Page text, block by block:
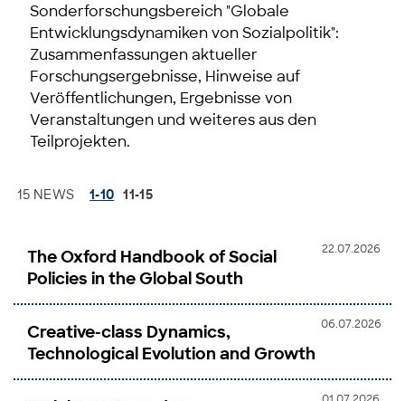
Sonderforschungsbereich "Globale
Entwicklungsdynamiken von Sozialpolitik":
Zusammenfassungen aktueller
Forschungsergebnisse, Hinweise auf
Veröffentlichungen, Ergebnisse von
Veranstaltungen und weiteres aus den
Teilprojekten.
15 NEWS 1-10 11-15
22.07.2026
The Oxford Handbook of Social
Policies in the Global South
06.07.2026
Creative-class Dynamics,
Technological Evolution and Growth